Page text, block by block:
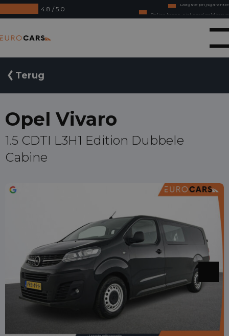
4.8 / 5.0
Online kopen, niet goed geld terug
Financial lease - Soepele acceptatie
Terug
Opel Vivaro
1.5 CDTI L3H1 Edition Dubbele
Cabine